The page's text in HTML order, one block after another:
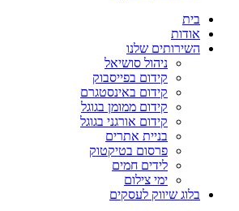
בית
אודות
השירותים שלנו
ניהול סושיאל
קידום בפייסבוק
קידום באינסטגרם
קידום ממומן בגוגל
קידום אורגני בגוגל
בניית אתרים
פרסום בטיקטוק
לידים חמים
ימי צילום
בלוג שיווק לעסקים